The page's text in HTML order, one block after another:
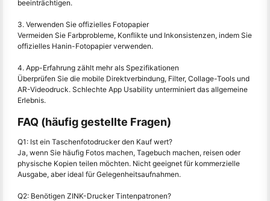
beeinträchtigen.
3. Verwenden Sie offizielles Fotopapier
Vermeiden Sie Farbprobleme, Konflikte und Inkonsistenzen, indem Sie
offizielles Hanin-Fotopapier verwenden.
4. App-Erfahrung zählt mehr als Spezifikationen
Überprüfen Sie die mobile Direktverbindung, Filter, Collage-Tools und
AR-Videodruck. Schlechte App Usability unterminiert das allgemeine
Erlebnis.
FAQ (häufig gestellte Fragen)
Q1: Ist ein Taschenfotodrucker den Kauf wert?
Ja, wenn Sie häufig Fotos machen, Tagebuch machen, reisen oder
physische Kopien teilen möchten. Nicht geeignet für kommerzielle
Ausgabe, aber ideal für Gelegenheitsaufnahmen.
Q2: Benötigen ZINK-Drucker Tintenpatronen?